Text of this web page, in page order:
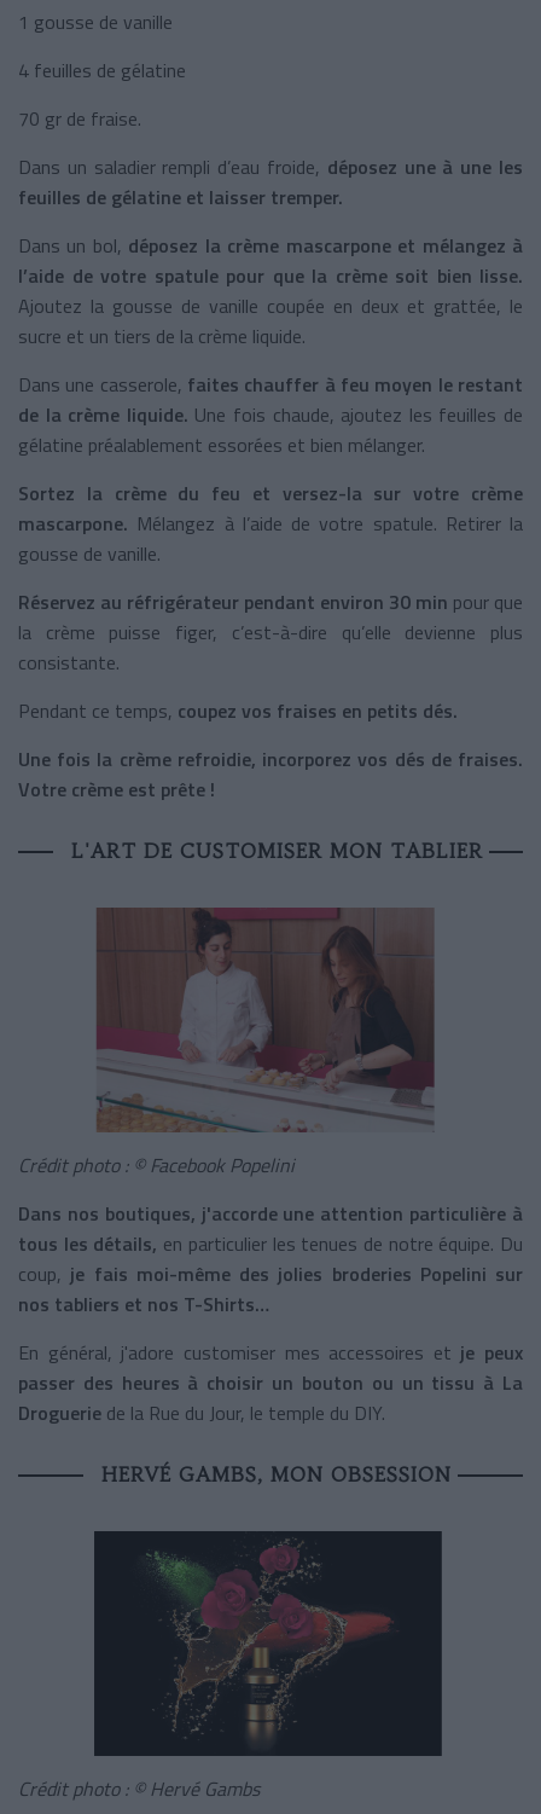
1 gousse de vanille
4 feuilles de gélatine
70 gr de fraise.
Dans un saladier rempli d’eau froide, déposez une à une les
feuilles de gélatine et laisser tremper.
Dans un bol, déposez la crème mascarpone et mélangez à
l’aide de votre spatule pour que la crème soit bien lisse.
Ajoutez la gousse de vanille coupée en deux et grattée, le
sucre et un tiers de la crème liquide.
Dans une casserole, faites chauffer à feu moyen le restant
de la crème liquide. Une fois chaude, ajoutez les feuilles de
gélatine préalablement essorées et bien mélanger.
Sortez la crème du feu et versez-la sur votre crème
mascarpone. Mélangez à l’aide de votre spatule. Retirer la
gousse de vanille.
Réservez au réfrigérateur pendant environ 30 min pour que
la crème puisse figer, c’est-à-dire qu’elle devienne plus
consistante.
Pendant ce temps, coupez vos fraises en petits dés.
Une fois la crème refroidie, incorporez vos dés de fraises.
Votre crème est prête !
L'ART DE CUSTOMISER MON TABLIER
Crédit photo : ©Facebook Popelini
Dans nos boutiques, j'accorde une attention particulière à
tous les détails, en particulier les tenues de notre équipe. Du
coup, je fais moi-même des jolies broderies Popelini sur
nos tabliers et nos T-Shirts…
En général, j'adore customiser mes accessoires et je peux
passer des heures à choisir un bouton ou un tissu à La
Droguerie de la Rue du Jour, le temple du DIY.
HERVÉ GAMBS, MON OBSESSION
Crédit photo : © Hervé Gambs